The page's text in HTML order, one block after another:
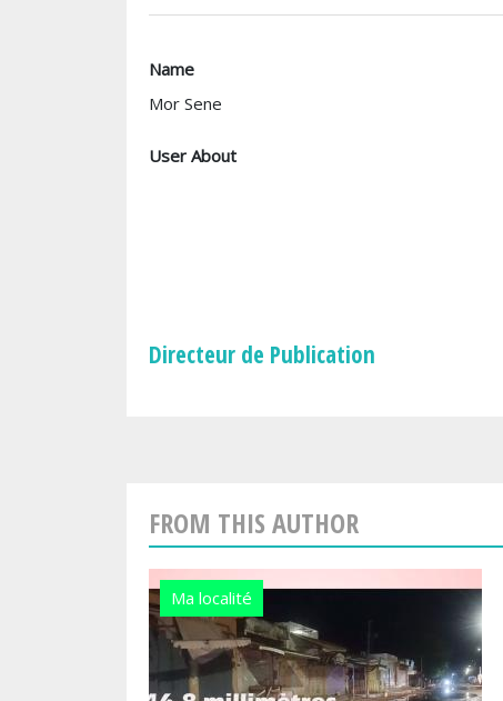
Name
Mor Sene
User About
Directeur de Publication
FROM THIS AUTHOR
Ma localité